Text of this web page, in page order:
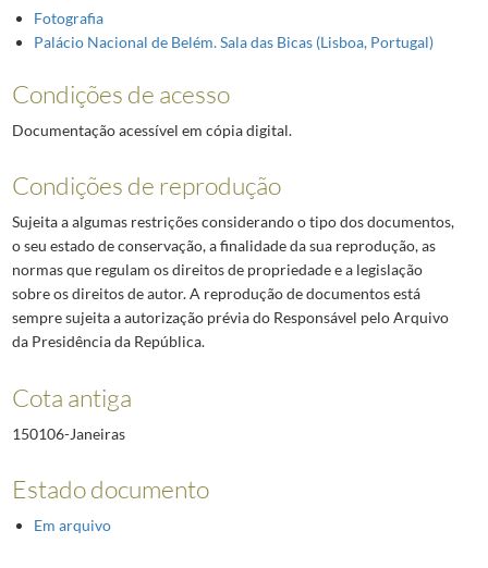
Fotografia
Palácio Nacional de Belém. Sala das Bicas (Lisboa, Portugal)
Condições de acesso
Documentação acessível em cópia digital.
Condições de reprodução
Sujeita a algumas restrições considerando o tipo dos documentos,
o seu estado de conservação, a finalidade da sua reprodução, as
normas que regulam os direitos de propriedade e a legislação
sobre os direitos de autor. A reprodução de documentos está
sempre sujeita a autorização prévia do Responsável pelo Arquivo
da Presidência da República.
Cota antiga
150106-Janeiras
Estado documento
Em arquivo